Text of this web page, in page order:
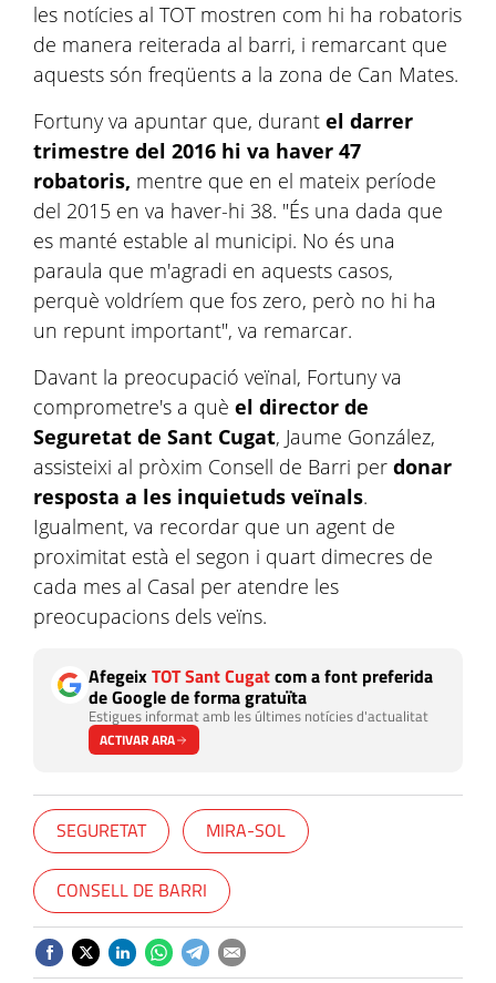
les notícies al TOT mostren com hi ha robatoris
de manera reiterada al barri, i remarcant que
aquests són freqüents a la zona de Can Mates.
Fortuny va apuntar que, durant el darrer
trimestre del 2016 hi va haver 47
robatoris, mentre que en el mateix període
del 2015 en va haver-hi 38. "És una dada que
es manté estable al municipi. No és una
paraula que m'agradi en aquests casos,
perquè voldríem que fos zero, però no hi ha
un repunt important", va remarcar.
Davant la preocupació veïnal, Fortuny va
comprometre's a què el director de
Seguretat de Sant Cugat, Jaume González,
assisteixi al pròxim Consell de Barri per donar
resposta a les inquietuds veïnals.
Igualment, va recordar que un agent de
proximitat està el segon i quart dimecres de
cada mes al Casal per atendre les
preocupacions dels veïns.
AfegeixTOT Sant Cugatcom a font preferida
de Google de forma gratuïta
Estigues informat amb les últimes notícies d'actualitat
ACTIVAR ARA
SEGURETAT MIRA-SOL
CONSELL DE BARRI